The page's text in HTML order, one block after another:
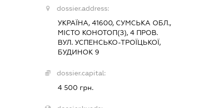
dossier.address:
УКРАЇНА, 41600, СУМСЬКА ОБЛ.,
МІСТО КОНОТОП(З), 4 ПРОВ.
ВУЛ. УСПЕНСЬКО-ТРОЇЦЬКОЇ,
БУДИНОК 9
dossier.capital:
4 500 грн.